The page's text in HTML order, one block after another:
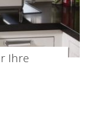
Ihre